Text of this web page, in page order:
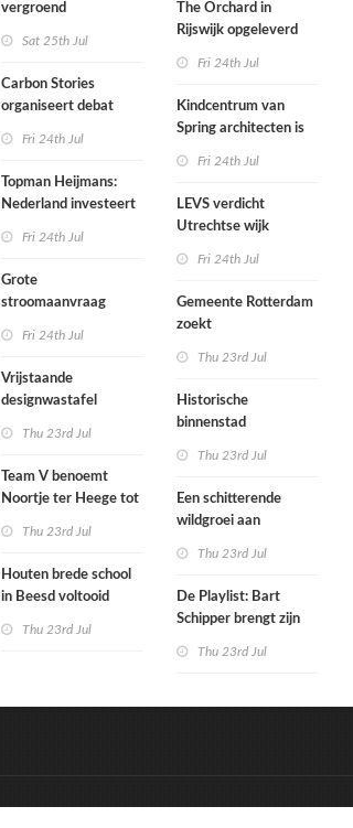
vergroend
Sat 25th Jul
Carbon Stories
organiseert debat
Fri 24th Jul
Topman Heijmans:
Nederland investeert
Fri 24th Jul
Grote
stroomaanvraag
afgewezen
Fri 24th Jul
Vrijstaande
designwastafel
Thu 23rd Jul
Team V benoemt
Noortje ter Heege tot
Thu 23rd Jul
Houten brede school
in Beesd voltooid
Thu 23rd Jul
The Orchard in
Rijswijk opgeleverd
Fri 24th Jul
Kindcentrum van
Spring architecten is
Fri 24th Jul
LEVS verdicht
Utrechtse wijk
Fri 24th Jul
Gemeente Rotterdam
zoekt
doorrekenen met
CO2-rekenmethode
Thu 23rd Jul
Historische
binnenstad
werelderfgoed
Thu 23rd Jul
Een schitterende
wildgroei aan
Thu 23rd Jul
De Playlist: Bart
Schipper brengt zijn
Thu 23rd Jul